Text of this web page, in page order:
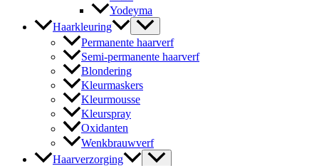
Yodeyma
Haarkleuring
Permanente haarverf
Semi-permanente haarverf
Blondering
Kleurmaskers
Kleurmousse
Kleurspray
Oxidanten
Wenkbrauwverf
Haarverzorging